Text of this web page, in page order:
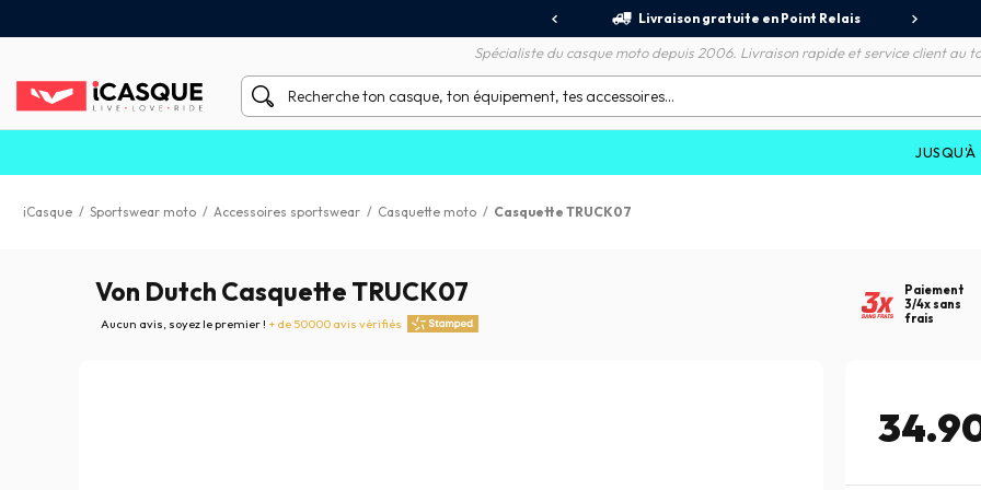
Livraison gratuite en Point Relais
Spécialiste du casque moto depuis 2006. Livraison rapide et service client au
-70%SUR
iCasque / Sportswear moto / Accessoires sportswear / Casquette moto / Casquette TRUCK07
Von Dutch Casquette TRUCK07
Aucun avis, soyez le premier ! + de 50000 avis vérifiés
Paiement
3/4x sans
frais